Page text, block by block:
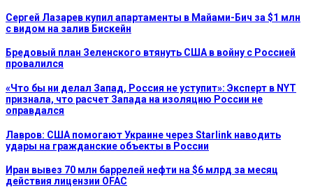
Сергей Лазарев купил апартаменты в Майами-Бич за $1 млн
с видом на залив Бискейн
Бредовый план Зеленского втянуть США в войну с Россией
провалился
«Что бы ни делал Запад, Россия не уступит»: Эксперт в NYT
признала, что расчет Запада на изоляцию России не
оправдался
Лавров: США помогают Украине через Starlink наводить
удары на гражданские объекты в России
Иран вывез 70 млн баррелей нефти на $6 млрд за месяц
действия лицензии OFAC